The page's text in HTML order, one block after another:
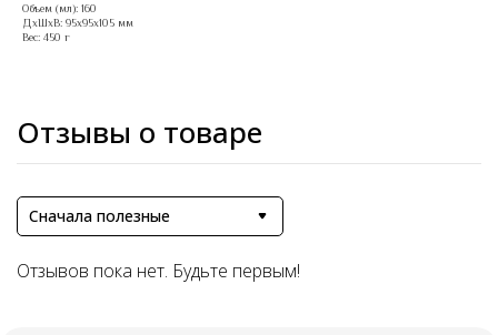
Объем (мл): 160
ДxШxВ: 95x95x105 мм
Вес: 450 г
Отзывы о товаре
Сначала полезные
Отзывов пока нет. Будьте первым!